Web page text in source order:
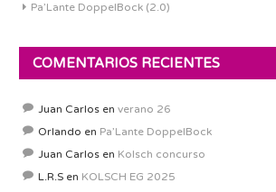
Pa’Lante DoppelBock (2.0)
COMENTARIOS RECIENTES
Juan Carlos en verano 26
Orlando en Pa’Lante DoppelBock
Juan Carlos en Kolsch concurso
L.R.S en KOLSCH EG 2025